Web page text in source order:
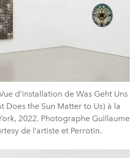
d’installation de Was Geht Uns
Does the Sun Matter to Us) à la
2022. Photographe Guillaume
de l’artiste et Perrotin.